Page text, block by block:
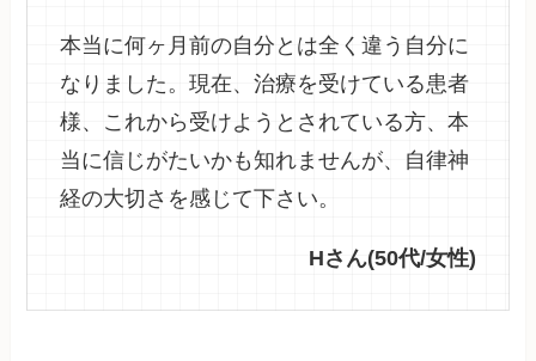
本当に何ヶ月前の自分とは全く違う自分に
なりました。現在、治療を受けている患者
様、これから受けようとされている方、本
当に信じがたいかも知れませんが、自律神
経の大切さを感じて下さい。
Hさん(50代/女性)